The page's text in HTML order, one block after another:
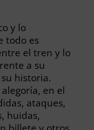
y lo
todo es
el tren y lo
a su
historia.
en el
ataques,
huidas,